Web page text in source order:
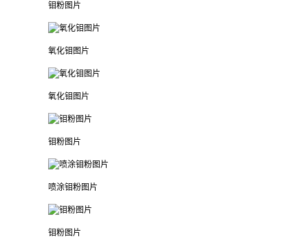
钼粉图片
氧化钼图片
氧化钼图片
钼粉图片
喷涂钼粉图片
钼粉图片